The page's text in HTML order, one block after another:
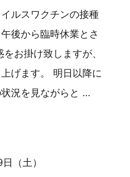
ルスワクチンの接種
後から臨時休業とさ
お掛け致しますが、
げます。 明日以降に
況を見ながらと …
（土）